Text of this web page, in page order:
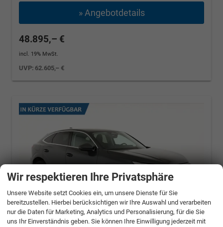
» Angebotdetails
48.895,– €
incl. 19% MwSt.
UVP: 62.605,– €
Wir respektieren Ihre Privatsphäre
Unsere Website setzt Cookies ein, um unsere Dienste für Sie
bereitzustellen. Hierbei berücksichtigen wir Ihre Auswahl und verarbeiten
nur die Daten für Marketing, Analytics und Personalisierung, für die Sie
uns Ihr Einverständnis geben. Sie können Ihre Einwilligung jederzeit mit